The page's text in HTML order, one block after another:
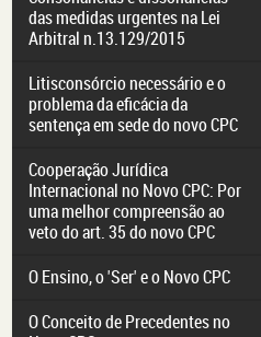
das medidas urgentes na Lei
Arbitral n.13.129/2015
Litisconsórcio necessário e o
problema da eficácia da
sentença em sede do novo CPC
Cooperação Jurídica
Internacional no Novo CPC: Por
uma melhor compreensão ao
veto do art. 35 do novo CPC
O Ensino, o 'Ser' e o Novo CPC
O Conceito de Precedentes no